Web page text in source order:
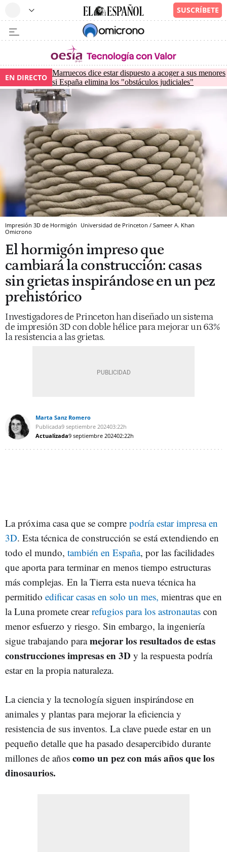
EN DIRECTO Marruecos dice estar dispuesto a acoger a sus menores
si España elimina los "obstáculos judiciales"
Impresión 3D de Hormigón Universidad de Princeton / Sameer A. Khan
Omicrono
El hormigón impreso que
cambiará la construcción: casas
sin grietas inspirándose en un pez
prehistórico
Investigadores de Princeton han diseñado un sistema
de impresión 3D con doble hélice para mejorar un 63%
la resistencia a las grietas.
Marta Sanz Romero
Publicada9 septiembre 202403:22h
Actualizada9 septiembre 202402:22h
La próxima casa que se compre podría estar impresa en
3D. Esta técnica de construcción se está extendiendo en
todo el mundo, también en España, por las facilidades
que aporta para terminar en menos tiempo estructuras
más complejas. En la Tierra esta nueva técnica ha
permitido edificar casas en solo un mes, mientras que en
la Luna promete crearrefugios para los astronautas con
menor esfuerzo y riesgo. Sin embargo, la ingeniería
sigue trabajando paramejorar los resultados de estas
construcciones impresas en 3D y la respuesta podría
estar en la propia naturaleza.
La ciencia y la tecnología siguen inspirándose en
animales y plantas para mejorar la eficiencia y
resistencia de sus inventos. La clave puede estar en un
pequeño detalle que ha pasado desapercibido durante
millones de años como un pez con más años que los
dinosaurios.